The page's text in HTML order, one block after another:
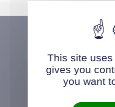
This site
gives you
you want